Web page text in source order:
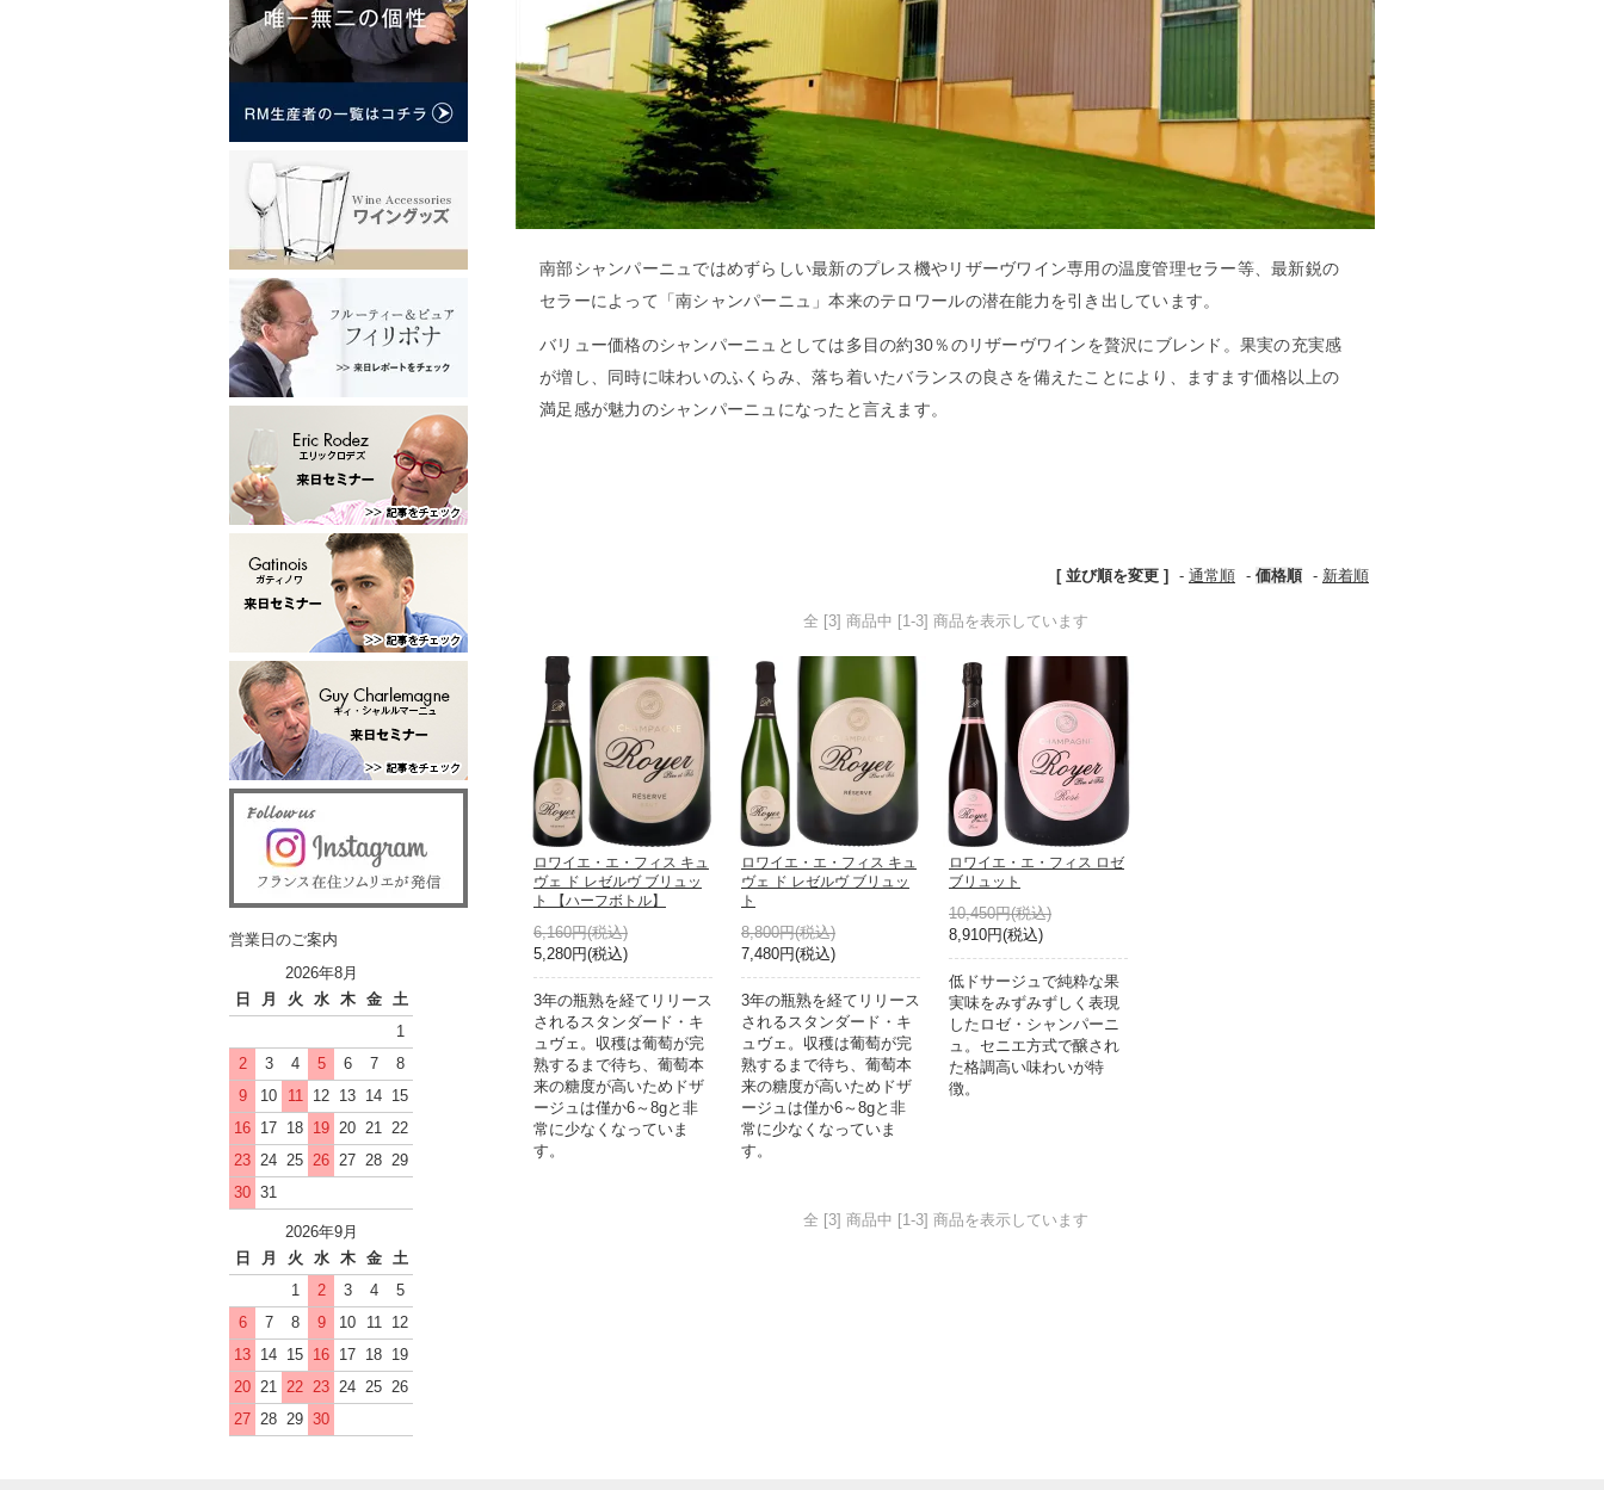
南部シャンパーニュではめずらしい最新のプレス機やリザーヴワイン専用の温度管理セラー等、最新鋭の
セラーによって「南シャンパーニュ」本来のテロワールの潜在能力を引き出しています。
バリュー価格のシャンパーニュとしては多目の約30％のリザーヴワインを贅沢にブレンド。果実の充実感
が増し、同時に味わいのふくらみ、落ち着いたバランスの良さを備えたことにより、ますます価格以上の
満足感が魅力のシャンパーニュになったと言えます。
[ 並び順を変更 ] - 通常順 - 価格順 - 新着順
全 [3] 商品中 [1-3] 商品を表示しています
ロワイエ・エ・フィス キュ
ヴェ ド レゼルヴ ブリュッ
ト 【ハーフボトル】
6,160円(税込)
5,280円(税込)
3年の瓶熟を経てリリース
されるスタンダード・キ
ュヴェ。収穫は葡萄が完
熟するまで待ち、葡萄本
来の糖度が高いためドザ
ージュは僅か6～8gと非
常に少なくなっていま
す。
ロワイエ・エ・フィス キュ
ヴェ ド レゼルヴ ブリュッ
ト
8,800円(税込)
7,480円(税込)
3年の瓶熟を経てリリース
されるスタンダード・キ
ュヴェ。収穫は葡萄が完
熟するまで待ち、葡萄本
来の糖度が高いためドザ
ージュは僅か6～8gと非
常に少なくなっていま
す。
ロワイエ・エ・フィス ロゼ
ブリュット
10,450円(税込)
8,910円(税込)
低ドサージュで純粋な果
実味をみずみずしく表現
したロゼ・シャンパーニ
ュ。セニエ方式で醸され
た格調高い味わいが特
徴。
全 [3] 商品中 [1-3] 商品を表示しています
営業日のご案内
2026年8月
日
月 火 水 木 金
土
1
2
3 4 5 6 7
8
9
10 11 12 13 14 15
16 17 18 19 20 21 22
23 24 25 26 27 28 29
30 31
2026年9月
日
月 火 水 木 金
土
1
2 3 4
5
6
7 8 9 10 11
12
13 14 15 16 17 18 19
20 21 22 23 24 25 26
27 28 29 30